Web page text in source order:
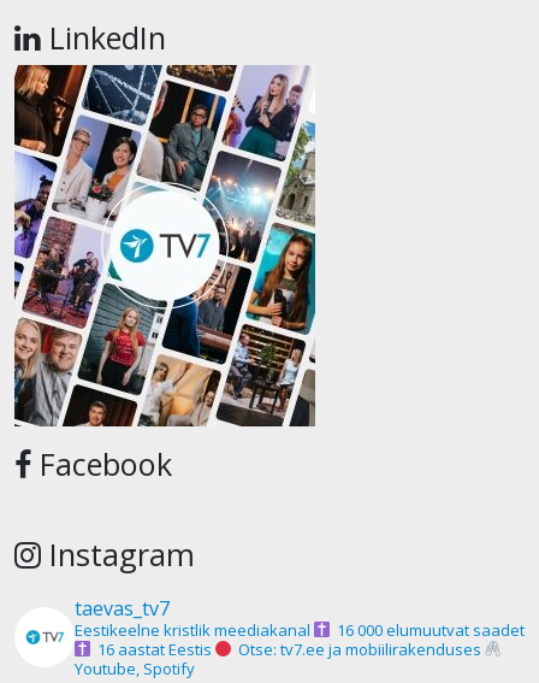
LinkedIn
Facebook
Instagram
taevas_tv7
Eestikeelne kristlik meediakanal
16 000 elumuutvat saadet
16 aastat Eestis
Otse: tv7.ee ja mobiilirakenduses
Youtube, Spotify